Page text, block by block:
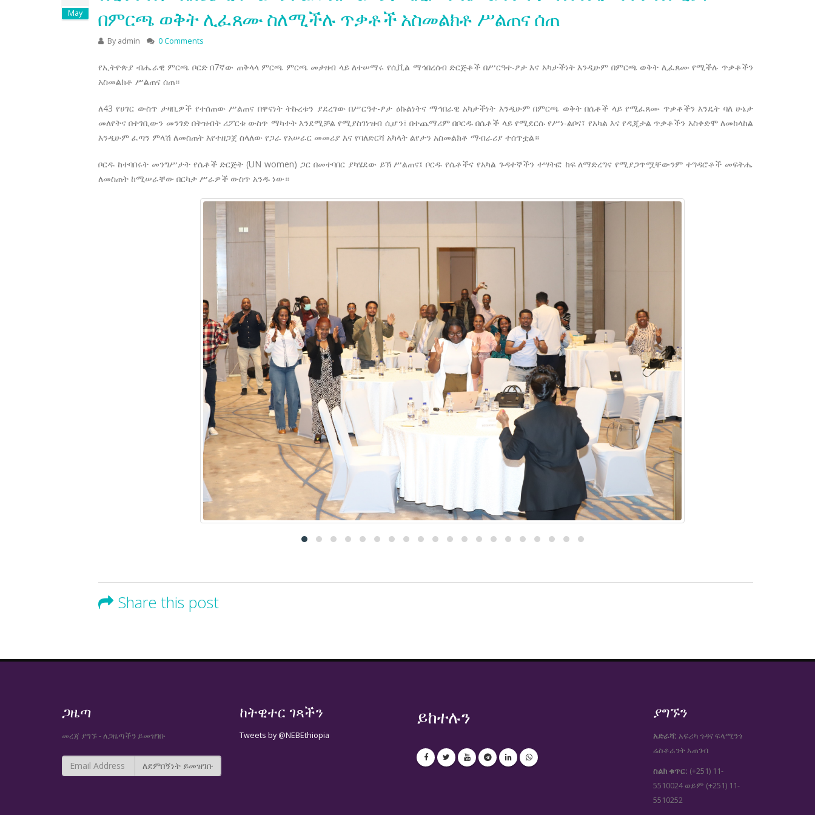
May
በምርጫ ወቅት ሊፈጸሙ ስለሚችሉ ጥቃቶች አስመልክቶ ሥልጠና ሰጠ
By admin 0 Comments
የኢትዮጵያ ብሔራዊ ምርጫ ቦርድ በ7ኛው ጠቅላላ ምርጫ ምርጫ መታዘብ ላይ ለተሠማሩ የሲቪል ማኅበረሰብ ድርጅቶች በሥርዓተ-ፆታ እና አካታችነት እንዲሁም በምርጫ ወቅት ሊፈጸሙ የሚችሉ ጥቃቶችን
አስመልክቶ ሥልጠና ሰጠ።
ለ43 የሀገር ውስጥ ታዛቢዎች የተሰጠው ሥልጠና በዋናነት ትኩረቱን ያደረገው በሥርዓተ-ፆታ ዕኩልነትና ማኅበራዊ አካታችነት እንዲሁም በምርጫ ወቅት በሴቶች ላይ የሚፈጸሙ ጥቃቶችን እንዴት ባለ ሁኔታ
መለየትና በተገቢውን መንገድ በትዝብት ሪፖርቱ ውስጥ ማካተት እንደሚቻል የሚያስገነዝብ ሲሆን፤ በተጨማሪም በቦርዱ በሴቶች ላይ የሚደርሱ የሥነ-ልቦና፣ የአካል እና የዲጂታል ጥቃቶችን አስቀድሞ ለመከላከል
እንዲሁም ፈጣን ምላሽ ለመስጠት እየተዘጋጀ ስላለው የጋራ የአሠራር መመሪያ እና የባለድርሻ አካላት ልየታን አስመልክቶ ማብራሪያ ተሰጥቷል።
ቦርዱ ከተባበሩት መንግሥታት የሴቶች ድርጅት (UN women) ጋር በመተባበር ያካሄደው ይኽ ሥልጠና፤ ቦርዱ የሴቶችና የአካል ጉዳተኞችን ተሣትፎ ከፍ ለማድረግና የሚያጋጥሟቸውንም ተግዳሮቶች መፍትሔ
ለመስጠት ከሚሠራቸው በርካታ ሥራዎች ውስጥ አንዱ ነው።
Share this post
ጋዜጣ
መረጃ ያግኙ - ለጋዜጣችን ይመዝገቡ
ከትዊተር ገጻችን
Tweets by @NEBEthiopia
ይከተሉን ያግኙን
አድራሻ: አፍሪካ ጎዳና ፍላሚንጎ
ሬስቶራንት አጠገብ
ስልክ ቁጥር: (+251) 11-
5510024 ወይም (+251) 11-
5510252